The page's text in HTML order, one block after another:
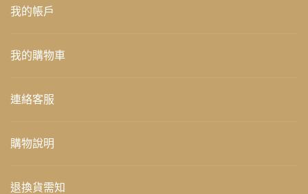
我的帳戶
我的購物車
連絡客服
購物說明
退換貨需知